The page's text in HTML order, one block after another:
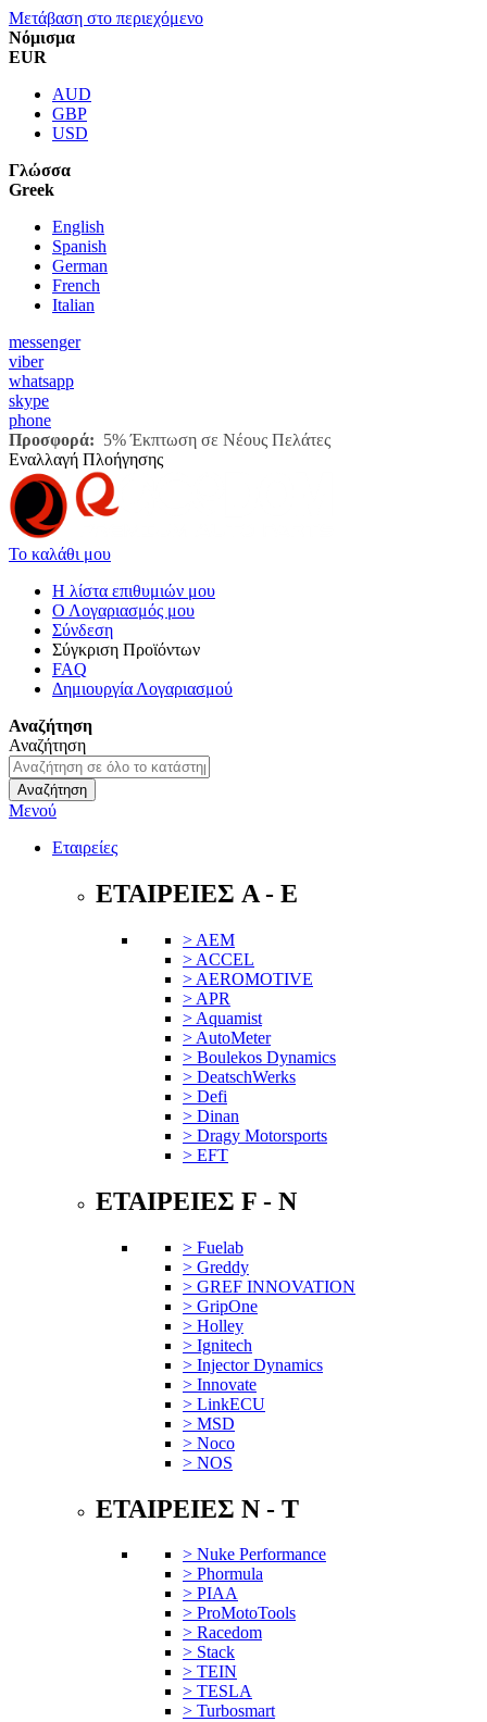
Μετάβαση στο περιεχόμενο
Νόμισμα
EUR
AUD
GBP
USD
Γλώσσα
Greek
English
Spanish
German
French
Italian
messenger
viber
whatsapp
skype
phone
Προσφορά: 5% Έκπτωση σε Νέους Πελάτες
Εναλλαγή Πλοήγησης
Το καλάθι μου
Η λίστα επιθυμιών μου
Ο Λογαριασμός μου
Σύνδεση
Σύγκριση Προϊόντων
FAQ
Δημιουργία Λογαριασμού
Αναζήτηση
Αναζήτηση
Αναζήτηση
Μενού
Εταιρείες
ΕΤΑΙΡΕΙΕΣ A - E
> AEM
> ACCEL
> AEROMOTIVE
> APR
> Aquamist
> AutoMeter
> Boulekos Dynamics
> DeatschWerks
> Defi
> Dinan
> Dragy Motorsports
> EFT
ΕΤΑΙΡΕΙΕΣ F - N
> Fuelab
> Greddy
> GREF INNOVATION
> GripOne
> Holley
> Ignitech
> Injector Dynamics
> Innovate
> LinkECU
> MSD
> Noco
> NOS
ΕΤΑΙΡΕΙΕΣ N - T
> Nuke Performance
> Phormula
> PIAA
> ProMotoTools
> Racedom
> Stack
> TEIN
> TESLA
> Turbosmart